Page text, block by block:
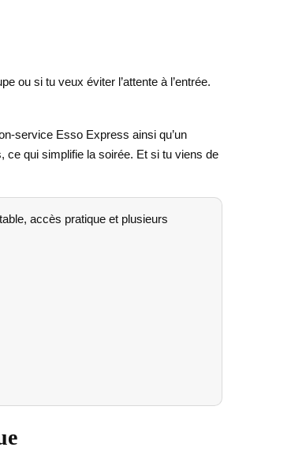
ou si tu veux éviter l’attente à l’entrée.
service Esso Express ainsi qu’un
ce qui simplifie la soirée. Et si tu viens de
accès pratique et plusieurs